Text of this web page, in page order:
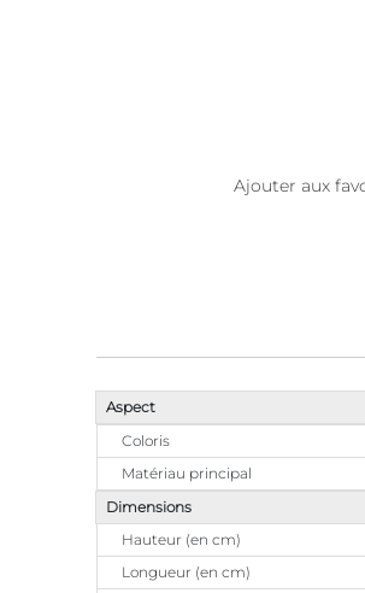
Ajouter aux
Aspect
Coloris
Matériau principal
Dimensions
Hauteur (en cm)
Longueur (en cm)